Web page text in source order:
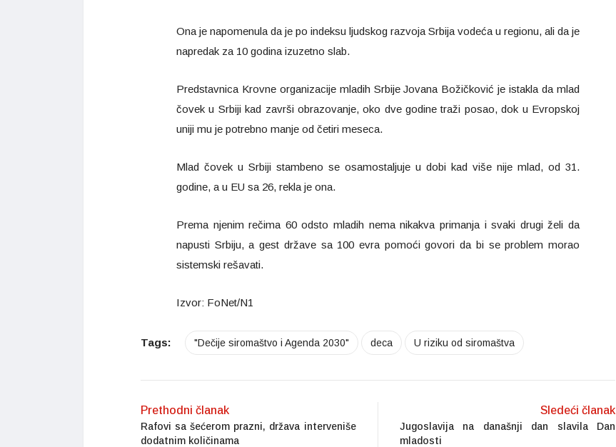
Ona je napomenula da je po indeksu ljudskog razvoja Srbija vodeća u regionu, ali da je
napredak za 10 godina izuzetno slab.
Predstavnica Krovne organizacije mladih Srbije Jovana Božičković je istakla da mlad
čovek u Srbiji kad završi obrazovanje, oko dve godine traži posao, dok u Evropskoj
uniji mu je potrebno manje od četiri meseca.
Mlad čovek u Srbiji stambeno se osamostaljuje u dobi kad više nije mlad, od 31.
godine, a u EU sa 26, rekla je ona.
Prema njenim rečima 60 odsto mladih nema nikakva primanja i svaki drugi želi da
napusti Srbiju, a gest države sa 100 evra pomoći govori da bi se problem morao
sistemski rešavati.
Izvor: FoNet/N1
Tags: "Dečije siromaštvo i Agenda 2030" deca U riziku od siromaštva
Prethodni članak
Rafovi sa šećerom prazni, država interveniše
dodatnim količinama
Sledeći članak
Jugoslavija na današnji dan slavila Dan
mladosti